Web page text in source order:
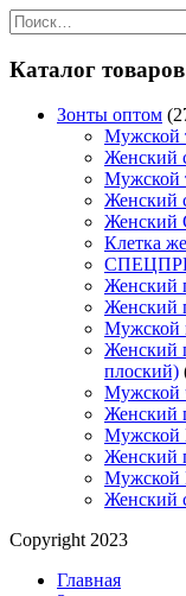
Найти:
Каталог товаров
Зонты оптом
Мужской
Женский
Мужской
Женский
Женский
Клетка
Женский
Женский
Мужской
Женский
плоский)
Мужской
Женский
Мужской
Женский
Мужской
Женский
Copyright 2023
Главная